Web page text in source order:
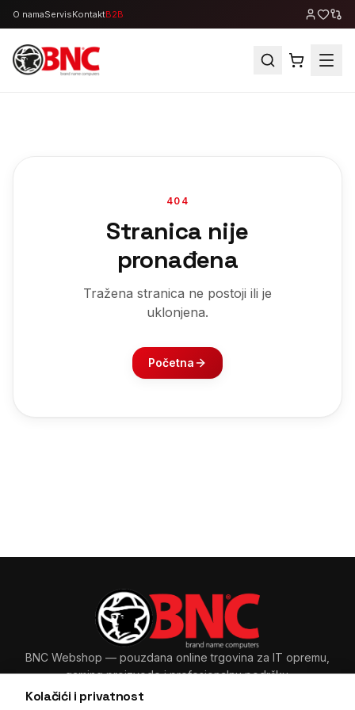
O namaServisKontaktB2B
Kolačići i privatnost
404
Stranica nije
pronađena
Tražena stranica ne postoji ili je
uklonjena.
Početna
BNC Webshop — pouzdana online trgovina za IT opremu,
gaming proizvode i profesionalnu podršku.